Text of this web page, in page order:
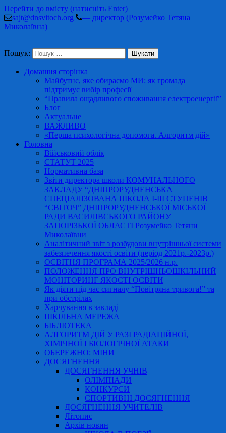
Перейти до вмісту (натисніть Enter)
sajt@dnsvitoch.org
— директор (Розумейко Тетяна
Миколаївна)
Пошук:
Домашня сторінка
Майбутнє, яке обираємо МИ: як громада
підтримує вибір професії
“Правила ощадливого споживання електроенергії”
Блог
Актуальне
ВАЖЛИВО
«Перша психологічна допомога. Алгоритм дій»
Головна
Військовий облік
СТАТУТ 2025
Нормативна база
Звіти директора школи КОМУНАЛЬНОГО
ЗАКЛАДУ “ДНІПРОРУДНЕНСЬКА
СПЕЦІАЛІЗОВАНА ШКОЛА І-ІІІ СТУПЕНІВ
“СВІТОЧ” ДНІПРОРУДНЕНСЬКОЇ МІСЬКОЇ
РАДИ ВАСИЛІВСЬКОГО РАЙОНУ
ЗАПОРІЗЬКОЇ ОБЛАСТІ Розумейко Тетяни
Миколаївни
Аналітичний звіт з розбудови внутрішньої системи
забезпечення якості освіти (період 2021р.-2023р.)
ОСВІТНЯ ПРОГРАМА 2025/2026 н.р.
ПОЛОЖЕННЯ ПРО ВНУТРІШНЬОШКІЛЬНИЙ
МОНІТОРИНГ ЯКОСТІ ОСВІТИ
Як діяти під час сигналу “Повітряна тривога!” та
при обстрілах
Харчування в закладі
ШКІЛЬНА МЕРЕЖА
БІБЛІОТЕКА
АЛГОРИТМ ДІЙ У РАЗІ РАДІАЦІЙНОЇ,
ХІМІЧНОЇ І БІОЛОГІЧНОЇ АТАКИ
ОБЕРЕЖНО: МІНИ
ДОСЯГНЕННЯ
ДОСЯГНЕННЯ УЧНІВ
ОЛІМПІАДИ
КОНКУРСИ
СПОРТИВНІ ДОСЯГНЕННЯ
ДОСЯГНЕННЯ УЧИТЕЛІВ
Літопис
Архів новин